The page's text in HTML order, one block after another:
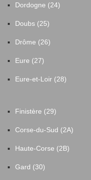
Dordogne (24)
Doubs (25)
Drôme (26)
Eure (27)
Eure-et-Loir (28)
Finistère (29)
Corse-du-Sud (2A)
Haute-Corse (2B)
Gard (30)